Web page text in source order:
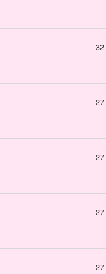
32
27
27
27
27